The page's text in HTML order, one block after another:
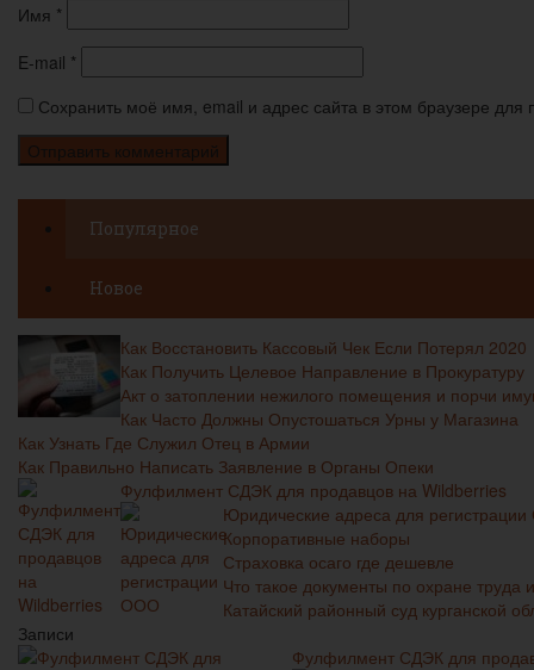
Имя *
E-mail *
Сохранить моё имя, email и адрес сайта в этом браузере
Популярное
Новое
Как Восстановить Кассовый Чек Если Потерял 2020
Как Получить Целевое Направление в Прокуратуру
Акт о затоплении нежилого помещения и порчи
Как Часто Должны Опустошаться Урны у Магазина
Как Узнать Где Служил Отец в Армии
Как Правильно Написать Заявление в Органы Опеки
Фулфилмент СДЭК для продавцов на Wildberries
Юридические адреса для
Корпоративные наборы
Страховка осаго где дешевле
Что такое документы по охране труда
Катайский районный суд курганской
Записи
Фулфилмент СДЭК для